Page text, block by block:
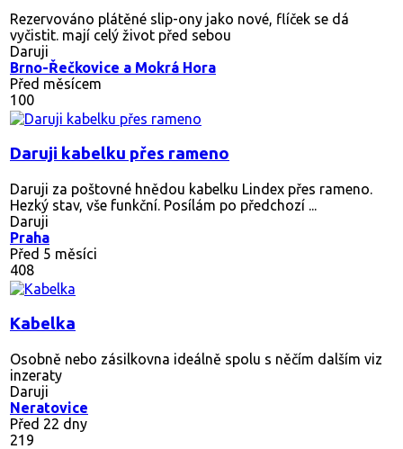
Rezervováno plátěné slip-ony jako nové, flíček se dá
vyčistit. mají celý život před sebou
Daruji
Brno-Řečkovice a Mokrá Hora
Před měsícem
100
Daruji kabelku přes rameno
Daruji za poštovné hnědou kabelku Lindex přes rameno.
Hezký stav, vše funkční. Posílám po předchozí ...
Daruji
Praha
Před 5 měsíci
408
Kabelka
Osobně nebo zásilkovna ideálně spolu s něčím dalším viz
inzeraty
Daruji
Neratovice
Před 22 dny
219